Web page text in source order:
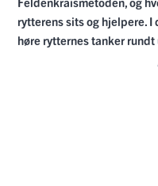
rytterens sits og hjelpere.
høre rytternes tanker